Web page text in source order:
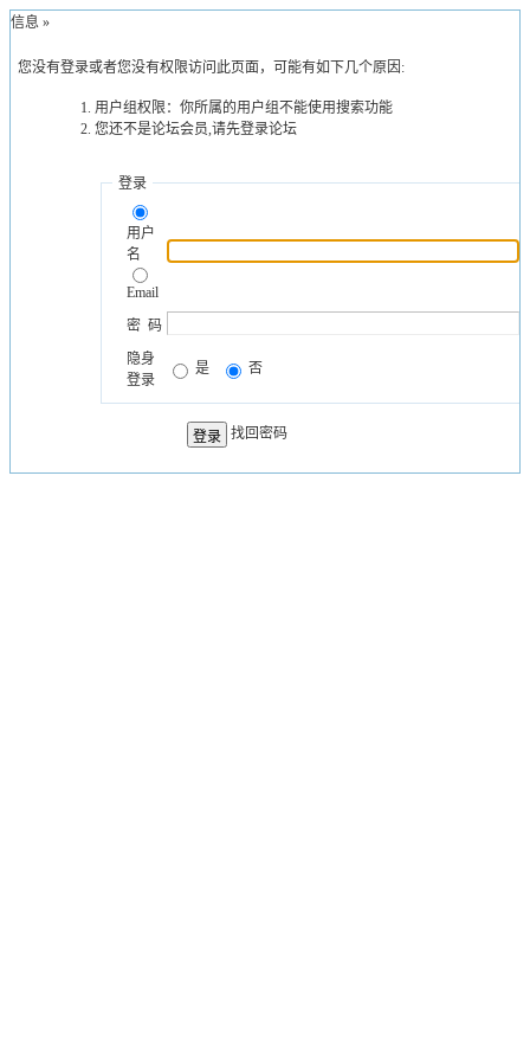
信息 »
您没有登录或者您没有权限访问此页面，可能有如下几个原因:
用户组权限：你所属的用户组不能使用搜索功能
您还不是论坛会员,请先登录论坛
登录
用户
名
Email
密 码
隐身
登录
是 否
找回密码